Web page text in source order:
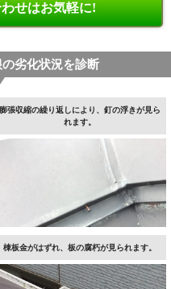
せはお気軽に!
の劣化状況を診断
膨張収縮の繰り返しにより、釘の浮きが見ら
れます。
棟板金がはずれ、板の腐朽が見られます。